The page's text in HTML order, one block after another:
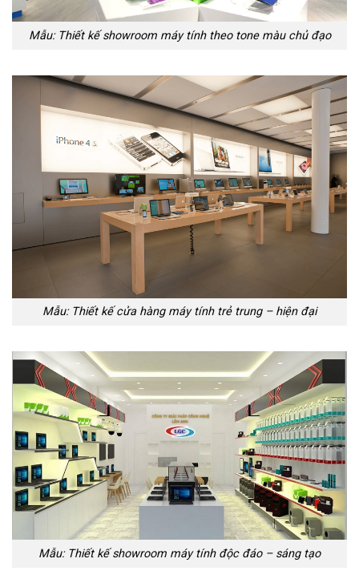
Mẫu: Thiết kế showroom máy tính theo tone màu chủ đạo
Mẫu: Thiết kế cửa hàng máy tính trẻ trung – hiện đại
Mẫu: Thiết kế showroom máy tính độc đáo – sáng tạo